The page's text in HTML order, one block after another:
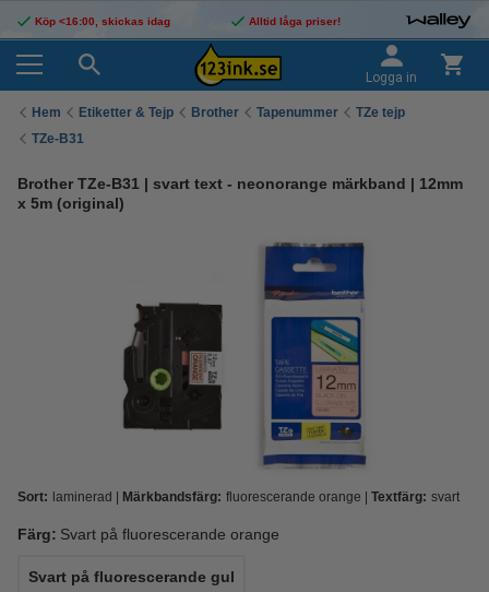
Köp <16:00, skickas idag Alltid låga priser!
Logga in
Hem Etiketter & Tejp Brother Tapenummer
TZe tejp
TZe-B31
Brother TZe-B31 | svart text - neonorange märkband | 12mm
x 5m (original)
Sort: laminerad Märkbandsfärg: fluorescerande orange Textfärg: svart
Färg: Svart på fluorescerande orange
Svart på fluorescerande gul